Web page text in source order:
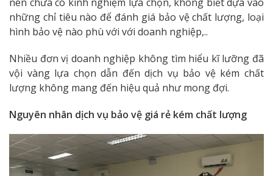
những chỉ tiêu nào để đánh giá bảo vệ chất lượng, loại
hình bảo vệ nào phù với với doanh nghiệp,..
Nhiều đơn vị doanh nghiệp không tìm hiểu kĩ lưỡng đã
vội vàng lựa chọn dẫn đến dịch vụ bảo vệ kém chất
lượng không mang đến hiệu quả như mong đợi.
Nguyên nhân dịch vụ bảo vệ giá rẻ kém chất lượng